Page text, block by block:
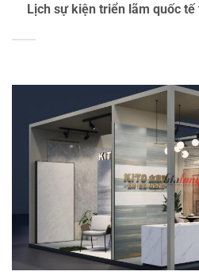
Lịch sự kiện triển lãm quốc